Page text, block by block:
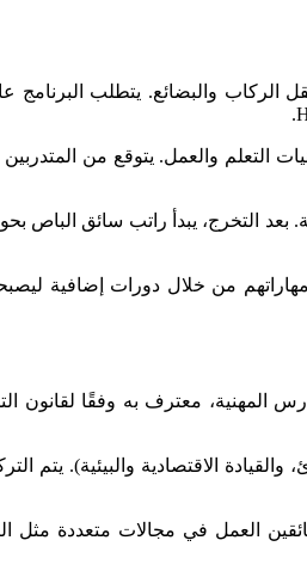
الركاب والبضائع. يتطلب
التعلم والعمل. يتوقع من المتدربين
من خلال دورات إضافية
الاقتصادية والبيئية). يتم
العمل في مجالات متعددة مثل